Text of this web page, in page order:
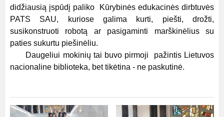
didžiausią įspūdį paliko Kūrybinės edukacinės dirbtuvės
PATS SAU, kuriose galima kurti, piešti, drožti,
susikonstruoti robotą ar pasigaminti marškinėlius su
paties sukurtu piešinėliu.
Daugeliui mokinių tai buvo pirmoji pažintis Lietuvos
nacionaline biblioteka, bet tikėtina - ne paskutinė.